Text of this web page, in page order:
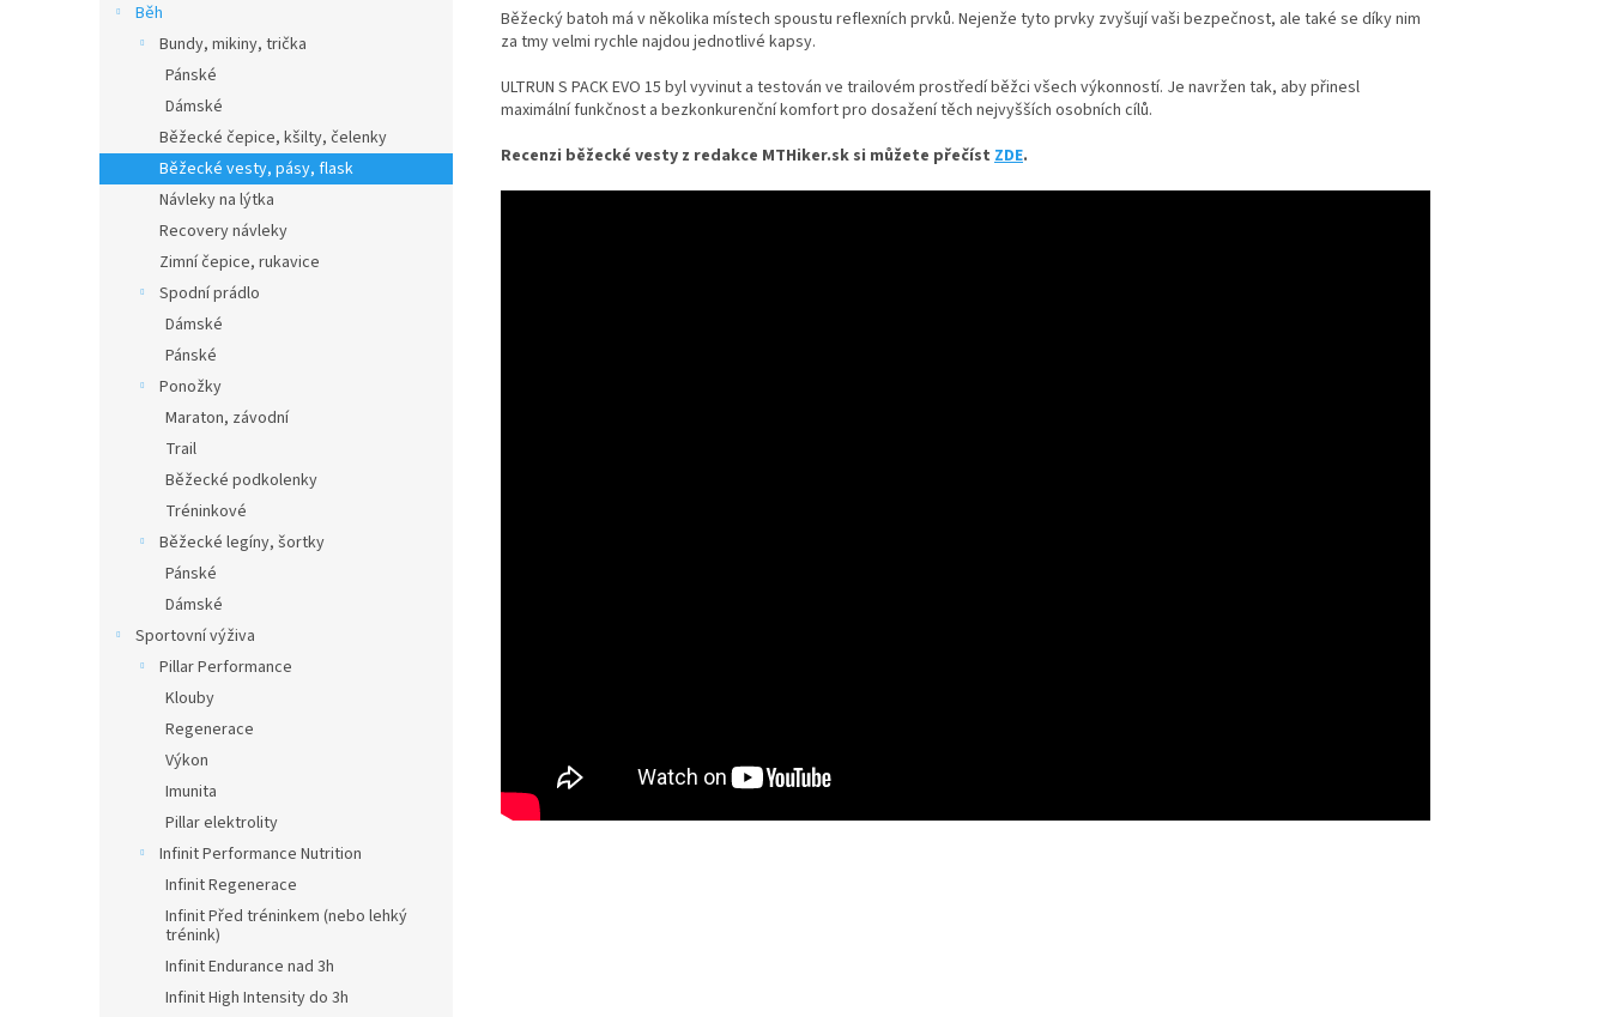
Běh
Bundy, mikiny, trička
Pánské
Dámské
Běžecké čepice, kšilty, čelenky
Běžecké vesty, pásy, flask
Návleky na lýtka
Recovery návleky
Zimní čepice, rukavice
Spodní prádlo
Dámské
Pánské
Ponožky
Maraton, závodní
Trail
Běžecké podkolenky
Tréninkové
Běžecké legíny, šortky
Pánské
Dámské
Sportovní výživa
Pillar Performance
Klouby
Regenerace
Výkon
Imunita
Pillar elektrolity
Infinit Performance Nutrition
Infinit Regenerace
Infinit Před tréninkem (nebo lehký
trénink)
Infinit Endurance nad 3h
Infinit High Intensity do 3h
Běžecký batoh má v několika místech spoustu reflexních prvků. Nejenže tyto prvky zvyšují vaši bezpečnost, ale také se díky nim
za tmy velmi rychle najdou jednotlivé kapsy.
ULTRUN S PACK EVO 15 byl vyvinut a testován ve trailovém prostředí běžci všech výkonností. Je navržen tak, aby přinesl
maximální funkčnost a bezkonkurenční komfort pro dosažení těch nejvyšších osobních cílů.
Recenzi běžecké vesty z redakce MTHiker.sk si můžete přečíst ZDE.